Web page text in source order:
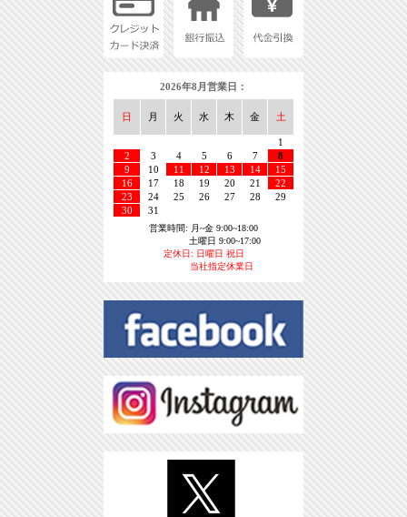
2026年8月営業日：
日 月 火 水 木 金 土
1
2
3 4 5 6 7
8
9
10 11 12 13 14
15
16
17 18 19 20 21
22
23
24 25 26 27 28
29
30
31
営業時間: 月~金 9:00~18:00
土曜日 9:00~17:00
定休日: 日曜日 祝日
当社指定休業日